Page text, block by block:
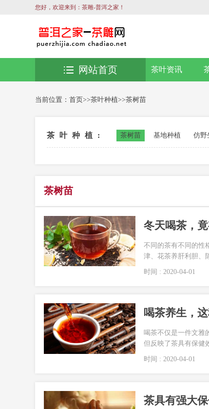
您好，欢迎来到：茶雕-普洱之家！
茶叶资讯
网站首页
当前位置： 首页>>茶叶种植>>茶树苗
茶叶种植: 茶树苗 基地种植 仿野
茶树苗
冬天喝茶，
不同的茶有不同的性
津、花茶养肝利胆、
时间 : 2020-04-01
喝茶养生，
喝茶不仅是一件文雅
但反映了茶具有保健
时间 : 2020-04-01
茶具有强大